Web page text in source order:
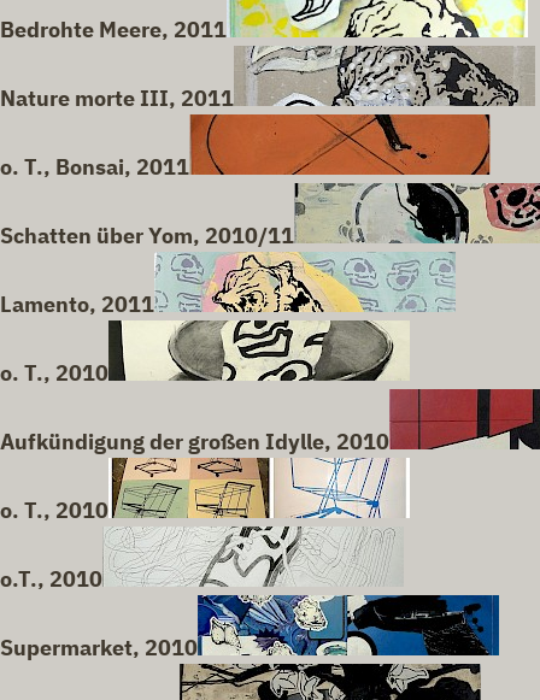
Bedrohte Meere, 2011
Nature morte III, 2011
o. T., Bonsai, 2011
Schatten über Yom, 2010/11
Lamento, 2011
o. T., 2010
Aufkündigung der großen Idylle, 2010
o. T., 2010
o.T., 2010
Supermarket, 2010